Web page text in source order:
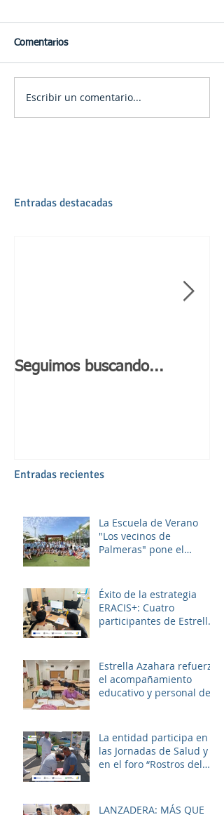
Comentarios
Escribir un comentario...
Entradas destacadas
Seguimos buscando...
Entradas recientes
La Escuela de Verano
"Los vecinos de
Palmeras" pone el
convivencia y diversión.
Éxito de la estrategia
ERACIS+: Cuatro
participantes de Estrella
sociosanitario
Estrella Azahara refuerza
el acompañamiento
educativo y personal del
zona.
La entidad participa en
las Jornadas de Salud y
en el foro “Rostros del
para mejorar la
LANZADERA: MÁS QUE